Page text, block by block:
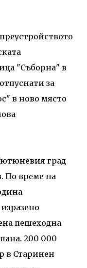
"Съборна" в
за
в ново място
град
По време на
пешеходна
200 000
в Старинен